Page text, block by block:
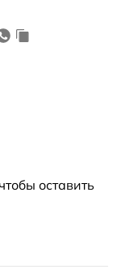
оставить